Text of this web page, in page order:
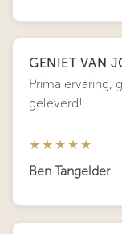
GENIET VAN
Prima ervaring,
geleverd!
★★★★★
Ben Tangelder